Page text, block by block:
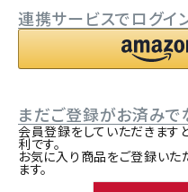
連携サービスでログイ
まだご登録がお済み
会員登録をしていただきます
利です。
お気に入り商品をご登録い
ます。